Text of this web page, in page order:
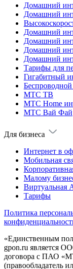
Домашний
Домашний
Домашний
Домашний
Домашний
Домашний
Тарифы для
Гигабитный
МТС ТВ
МТС Home
МТС Вай Фай
Для бизнеса
Интернет в
Мобильная
Малому
Виртуальная
Тарифы
Политика
«Единственным
gpon.ru является
договора с ПАО
(правообладатель